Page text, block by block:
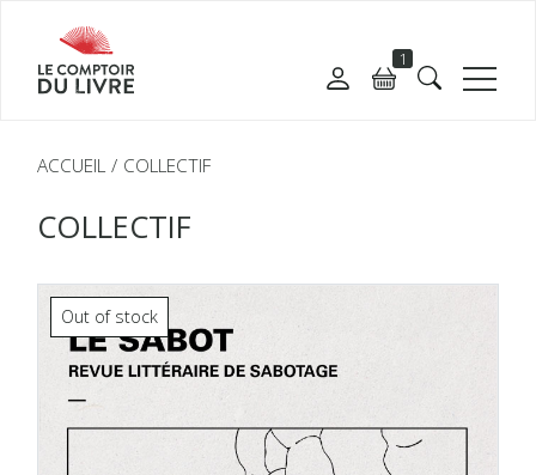
1
ACCUEIL COLLECTIF
COLLECTIF
Out of stock